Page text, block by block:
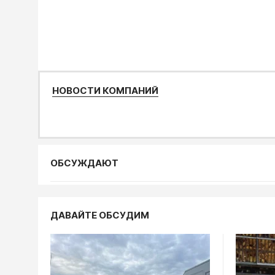
НОВОСТИ КОМПАНИЙ
ОБСУЖДАЮТ
08.08, 05:00
ДАВАЙТЕ ОБСУДИМ